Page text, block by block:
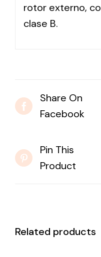
Solar lighting
Variety of solar
rotor externo,
clase B.
Share On
Facebook
Pin This
Product
Related products